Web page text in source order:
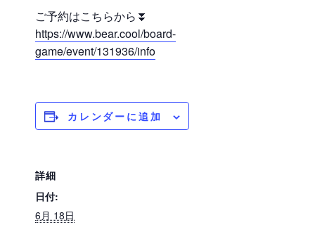
ご予約はこちらから⏬
https://www.bear.cool/board-
game/event/131936/info
カレンダーに追加
詳細
日付:
6月 18日